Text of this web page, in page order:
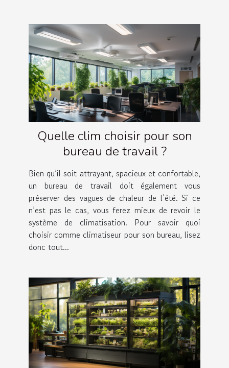
Quelle clim choisir pour son
bureau de travail ?
Bien qu’il soit attrayant, spacieux et confortable,
un bureau de travail doit également vous
préserver des vagues de chaleur de l’été. Si ce
n’est pas le cas, vous ferez mieux de revoir le
système de climatisation. Pour savoir quoi
choisir comme climatiseur pour son bureau, lisez
donc tout...